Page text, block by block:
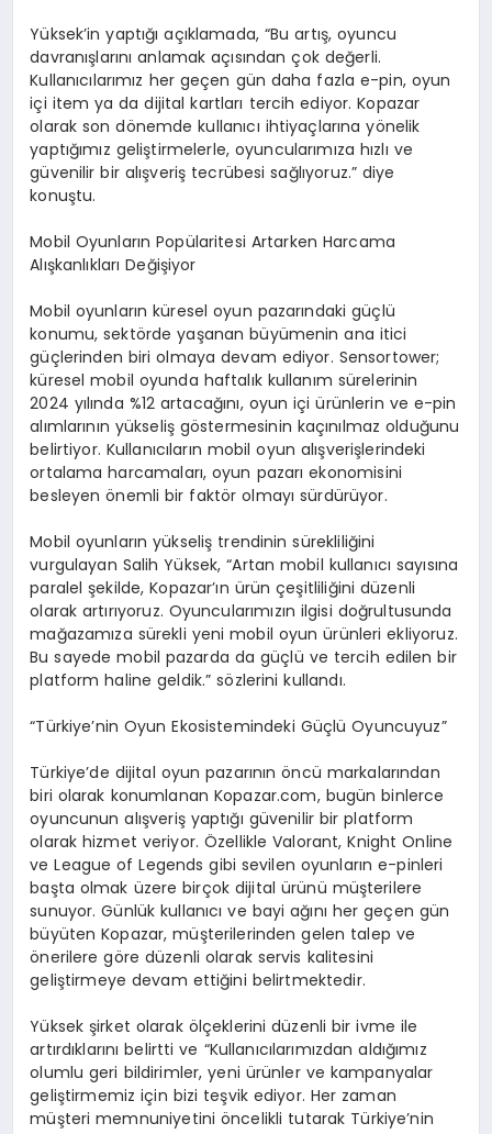
Yüksek’in yaptığı açıklamada, “Bu artış, oyuncu
davranışlarını anlamak açısından çok değerli.
Kullanıcılarımız her geçen gün daha fazla e-pin, oyun
içi item ya da dijital kartları tercih ediyor. Kopazar
olarak son dönemde kullanıcı ihtiyaçlarına yönelik
yaptığımız geliştirmelerle, oyuncularımıza hızlı ve
güvenilir bir alışveriş tecrübesi sağlıyoruz.” diye
konuştu.
Mobil Oyunların Popülaritesi Artarken Harcama
Alışkanlıkları Değişiyor
Mobil oyunların küresel oyun pazarındaki güçlü
konumu, sektörde yaşanan büyümenin ana itici
güçlerinden biri olmaya devam ediyor. Sensortower;
küresel mobil oyunda haftalık kullanım sürelerinin
2024 yılında %12 artacağını, oyun içi ürünlerin ve e-pin
alımlarının yükseliş göstermesinin kaçınılmaz olduğunu
belirtiyor. Kullanıcıların mobil oyun alışverişlerindeki
ortalama harcamaları, oyun pazarı ekonomisini
besleyen önemli bir faktör olmayı sürdürüyor.
Mobil oyunların yükseliş trendinin sürekliliğini
vurgulayan Salih Yüksek, “Artan mobil kullanıcı sayısına
paralel şekilde, Kopazar’ın ürün çeşitliliğini düzenli
olarak artırıyoruz. Oyuncularımızın ilgisi doğrultusunda
mağazamıza sürekli yeni mobil oyun ürünleri ekliyoruz.
Bu sayede mobil pazarda da güçlü ve tercih edilen bir
platform haline geldik.” sözlerini kullandı.
“Türkiye’nin Oyun Ekosistemindeki Güçlü Oyuncuyuz”
Türkiye’de dijital oyun pazarının öncü markalarından
biri olarak konumlanan Kopazar.com, bugün binlerce
oyuncunun alışveriş yaptığı güvenilir bir platform
olarak hizmet veriyor. Özellikle Valorant, Knight Online
ve League of Legends gibi sevilen oyunların e-pinleri
başta olmak üzere birçok dijital ürünü müşterilere
sunuyor. Günlük kullanıcı ve bayi ağını her geçen gün
büyüten Kopazar, müşterilerinden gelen talep ve
önerilere göre düzenli olarak servis kalitesini
geliştirmeye devam ettiğini belirtmektedir.
Yüksek şirket olarak ölçeklerini düzenli bir ivme ile
artırdıklarını belirtti ve “Kullanıcılarımızdan aldığımız
olumlu geri bildirimler, yeni ürünler ve kampanyalar
geliştirmemiz için bizi teşvik ediyor. Her zaman
müşteri memnuniyetini öncelikli tutarak Türkiye’nin